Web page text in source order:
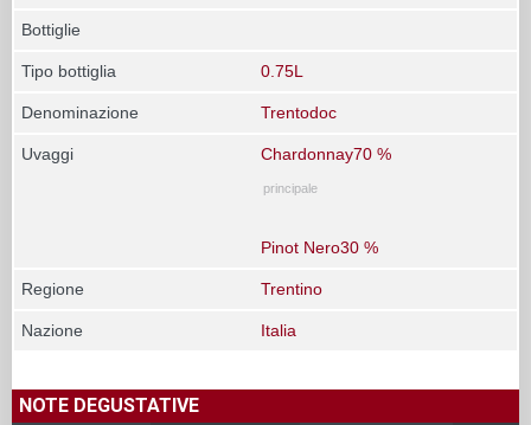
Bottiglie
Tipo bottiglia 0.75L
Denominazione Trentodoc
Uvaggi Chardonnay70 %
principale
Pinot Nero30 %
Regione Trentino
Nazione Italia
NOTE DEGUSTATIVE